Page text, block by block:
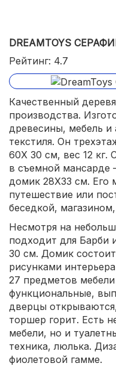
DREAMTOYS
Рейтинг: 4.7
Качественный
производства.
древесины, мебель
текстиля. Он
60X 30 см, вес 12 кг.
в съемной мансарде
домик 28X33 см. Его
путешествие или
беседкой,
Несмотря на
подходит для Барби
30 см. Домик
рисунками
27 предметов
функциональные,
дверцы
торшер горит. Есть
мебели, но и
техника, люлька.
фиолетовой гамме.